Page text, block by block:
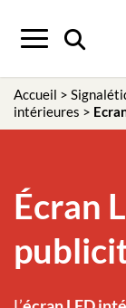
Menu
Accueil >
intérieures >
Écran
Panneau de